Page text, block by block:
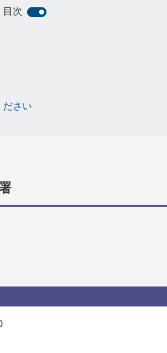
目次
さい